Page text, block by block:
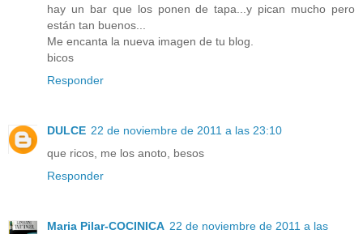
hay un bar que los ponen de tapa...y pican mucho pero
están tan buenos...
Me encanta la nueva imagen de tu blog.
bicos
Responder
DULCE 22 de noviembre de 2011 a las 23:10
que ricos, me los anoto, besos
Responder
Maria Pilar-COCINICA 22 de noviembre de 2011 a las